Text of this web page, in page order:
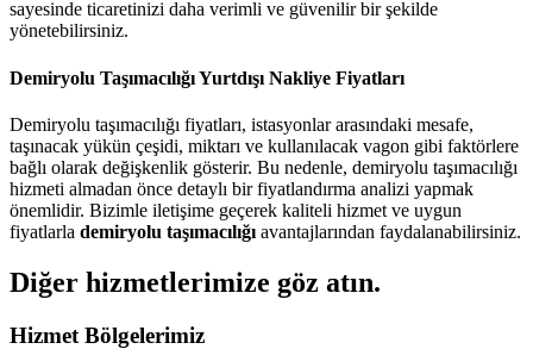
sayesinde ticaretinizi daha verimli ve güvenilir bir şekilde
yönetebilirsiniz.
Demiryolu Taşımacılığı Yurtdışı Nakliye Fiyatları
Demiryolu taşımacılığı fiyatları, istasyonlar arasındaki mesafe,
taşınacak yükün çeşidi, miktarı ve kullanılacak vagon gibi faktörlere
bağlı olarak değişkenlik gösterir. Bu nedenle, demiryolu taşımacılığı
hizmeti almadan önce detaylı bir fiyatlandırma analizi yapmak
önemlidir. Bizimle iletişime geçerek kaliteli hizmet ve uygun
fiyatlarla demiryolu taşımacılığı avantajlarından faydalanabilirsiniz.
Diğer hizmetlerimize göz atın.
Hizmet Bölgelerimiz